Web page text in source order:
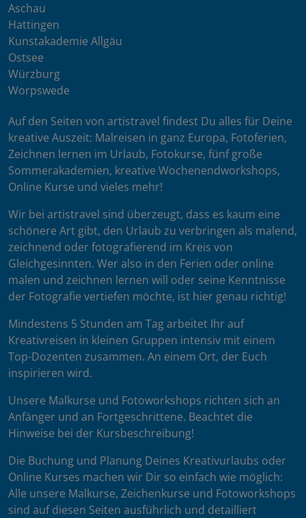
Aschau
Hattingen
Kunstakademie Allgäu
Ostsee
Würzburg
Worpswede
Auf den Seiten von artistravel findest Du alles für Deine
kreative Auszeit: Malreisen in ganz Europa, Fotoferien,
Zeichnen lernen im Urlaub, Fotokurse, fünf große
Sommerakademien, kreative Wochenendworkshops,
Online Kurse und vieles mehr!
Wir bei artistravel sind überzeugt, dass es kaum eine
schönere Art gibt, den Urlaub zu verbringen als malend,
zeichnend oder fotografierend im Kreis von
Gleichgesinnten. Wer also in den Ferien oder online
malen und zeichnen lernen will oder seine Kenntnisse
der Fotografie vertiefen möchte, ist hier genau richtig!
Mindestens 5 Stunden am Tag arbeitet Ihr auf
Kreativreisen in kleinen Gruppen intensiv mit einem
Top-Dozenten zusammen. An einem Ort, der Euch
inspirieren wird.
Unsere Malkurse und Fotoworkshops richten sich an
Anfänger und an Fortgeschrittene. Beachtet die
Hinweise bei der Kursbeschreibung!
Die Buchung und Planung Deines Kreativurlaubs oder
Online Kurses machen wir Dir so einfach wie möglich:
Alle unsere Malkurse, Zeichenkurse und Fotoworkshops
sind auf diesen Seiten ausführlich und detailliert